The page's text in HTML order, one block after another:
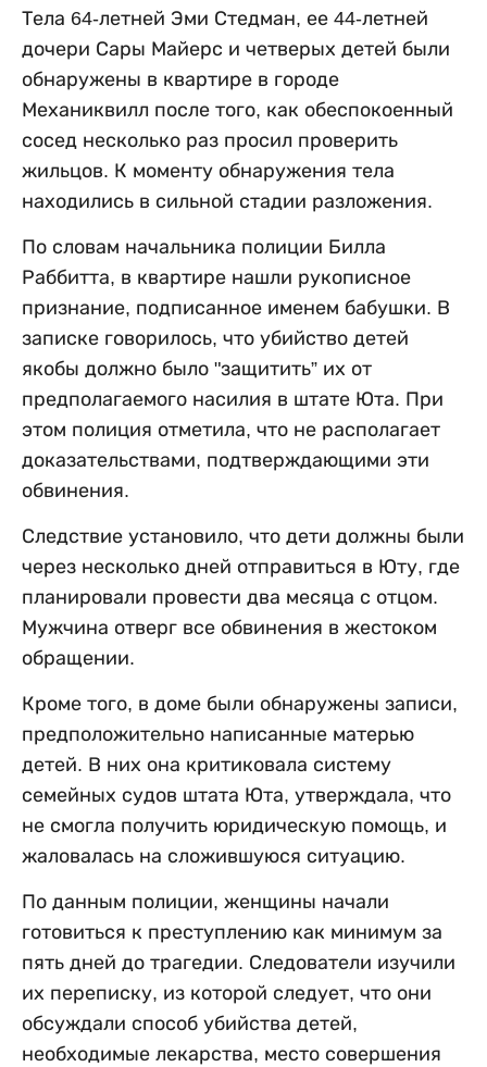
Тела 64-летней Эми Стедман, ее 44-летней
дочери Сары Майерс и четверых детей были
обнаружены в квартире в городе
Механиквилл после того, как обеспокоенный
сосед несколько раз просил проверить
жильцов. К моменту обнаружения тела
находились в сильной стадии разложения.
По словам начальника полиции Билла
Раббитта, в квартире нашли рукописное
признание, подписанное именем бабушки. В
записке говорилось, что убийство детей
якобы должно было "защитить” их от
предполагаемого насилия в штате Юта. При
этом полиция отметила, что не располагает
доказательствами, подтверждающими эти
обвинения.
Следствие установило, что дети должны были
через несколько дней отправиться в Юту, где
планировали провести два месяца с отцом.
Мужчина отверг все обвинения в жестоком
обращении.
Кроме того, в доме были обнаружены записи,
предположительно написанные матерью
детей. В них она критиковала систему
семейных судов штата Юта, утверждала, что
не смогла получить юридическую помощь, и
жаловалась на сложившуюся ситуацию.
По данным полиции, женщины начали
готовиться к преступлению как минимум за
пять дней до трагедии. Следователи изучили
их переписку, из которой следует, что они
обсуждали способ убийства детей,
необходимые лекарства, место совершения